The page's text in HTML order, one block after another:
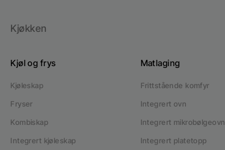
Kjøkken
Kjøl og frys
Kjøleskap
Fryser
Kombiskap
Integrert kjøleskap
Matlaging
Frittstående komfyr
Integrert ovn
Integrert mikrobølgeovn
Integrert platetopp